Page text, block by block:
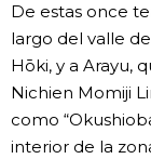
De estas once
largo del valle
Hōki, y a Arayu,
Nichien Momiji
como
interior de la